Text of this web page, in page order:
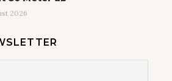
2026